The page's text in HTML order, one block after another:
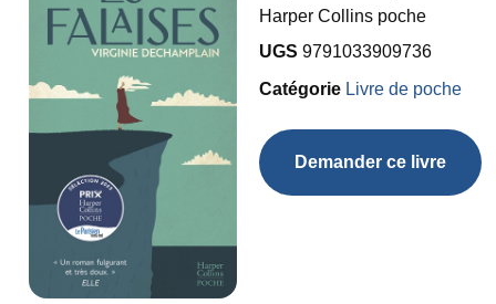
Harper Collins poche
UGS 9791033909736
Catégorie Livre de poche
Demander ce livre